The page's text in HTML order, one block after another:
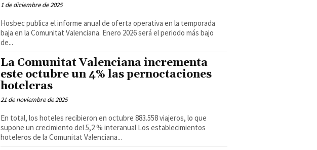
1 de diciembre de 2025
Hosbec publica el informe anual de oferta operativa en la temporada
baja en la Comunitat Valenciana. Enero 2026 será el periodo más bajo
de...
La Comunitat Valenciana incrementa
este octubre un 4% las pernoctaciones
hoteleras
21 de noviembre de 2025
En total, los hoteles recibieron en octubre 883.558 viajeros, lo que
supone un crecimiento del 5,2 % interanual Los establecimientos
hoteleros de la Comunitat Valenciana...